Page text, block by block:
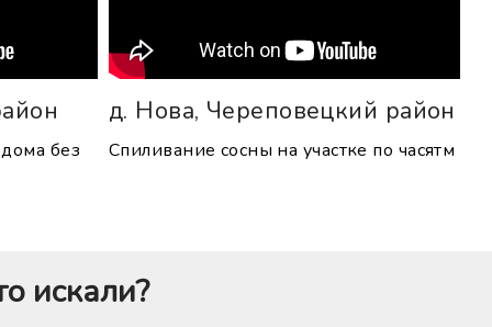
без
д. Нова, Череповецкий район
Спиливание сосны на участке по часятм
искали?